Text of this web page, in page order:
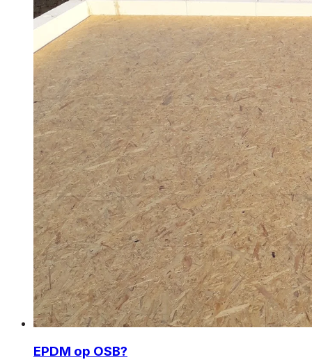
EPDM op OSB?